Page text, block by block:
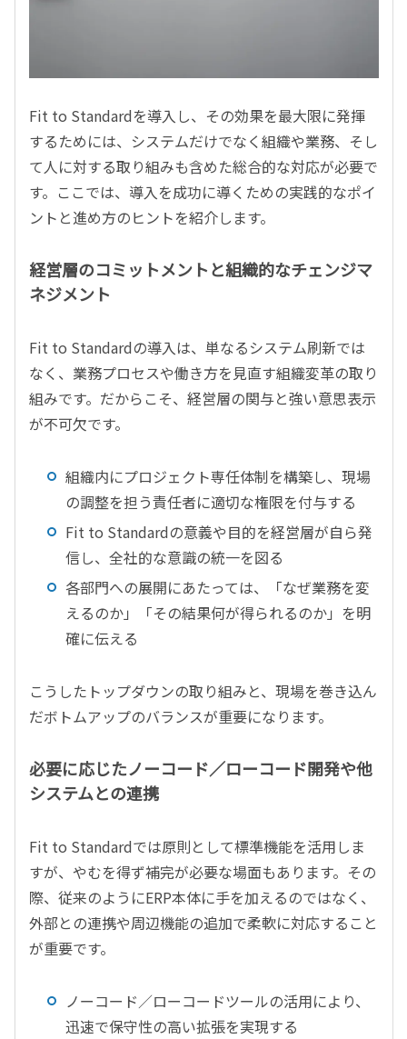
Fit to Standardを導入し、その効果を最大限に発揮
するためには、システムだけでなく組織や業務、そし
て人に対する取り組みも含めた総合的な対応が必要で
す。ここでは、導入を成功に導くための実践的なポイ
ントと進め方のヒントを紹介します。
経営層のコミットメントと組織的なチェンジマ
ネジメント
Fit to Standardの導入は、単なるシステム刷新では
なく、業務プロセスや働き方を見直す組織変革の取り
組みです。だからこそ、経営層の関与と強い意思表示
が不可欠です。
組織内にプロジェクト専任体制を構築し、現場
の調整を担う責任者に適切な権限を付与する
Fit to Standardの意義や目的を経営層が自ら発
信し、全社的な意識の統一を図る
各部門への展開にあたっては、「なぜ業務を変
えるのか」「その結果何が得られるのか」を明
確に伝える
こうしたトップダウンの取り組みと、現場を巻き込ん
だボトムアップのバランスが重要になります。
必要に応じたノーコード／ローコード開発や他
システムとの連携
Fit to Standardでは原則として標準機能を活用しま
すが、やむを得ず補完が必要な場面もあります。その
際、従来のようにERP本体に手を加えるのではなく、
外部との連携や周辺機能の追加で柔軟に対応すること
が重要です。
ノーコード／ローコードツールの活用により、
迅速で保守性の高い拡張を実現する